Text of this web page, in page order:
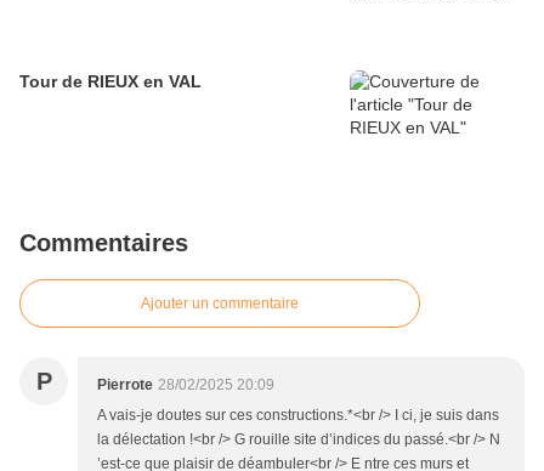
Tour de RIEUX en VAL
Commentaires
Ajouter un commentaire
P Pierrote 28/02/2025 20:09
A vais-je doutes sur ces constructions.*<br /> I ci, je suis dans
la délectation !<br /> G rouille site d’indices du passé.<br /> N
’est-ce que plaisir de déambuler<br /> E ntre ces murs et